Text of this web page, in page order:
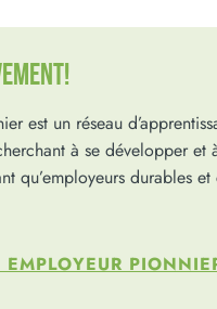
est un réseau
à se développer et
qu’employeurs durables et